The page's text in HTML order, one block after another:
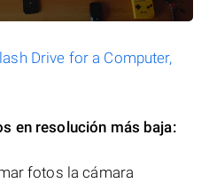
Drive for a Computer,
en resolución más baja:
fotos la cámara